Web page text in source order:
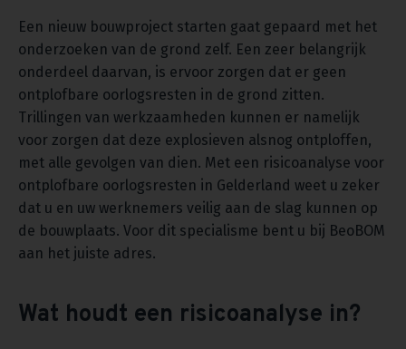
Een nieuw bouwproject starten gaat gepaard met het
onderzoeken van de grond zelf. Een zeer belangrijk
onderdeel daarvan, is ervoor zorgen dat er geen
ontplofbare oorlogsresten in de grond zitten.
Trillingen van werkzaamheden kunnen er namelijk
voor zorgen dat deze explosieven alsnog ontploffen,
met alle gevolgen van dien. Met een risicoanalyse voor
ontplofbare oorlogsresten in Gelderland weet u zeker
dat u en uw werknemers veilig aan de slag kunnen op
de bouwplaats. Voor dit specialisme bent u bij BeoBOM
aan het juiste adres.
Wat houdt een risicoanalyse in?